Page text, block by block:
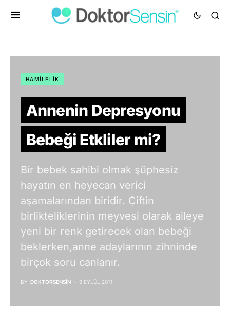
HAMILELIK
Annenin Depresyonu
Bebeği Etkliler mi?
Bir bebek sahibi olmak şüphesiz
hayatın en heyecan verici
aşamalarından biridir. Çiftin
birlikteliklerinin meyvesi olarak aileye
yeni bir renk getirecek olan bebeği
beklerken,anne adaylarının zihninde
birçok soru canlanır.
BY DOKTORSENSIN 9 EYLÜL 2011